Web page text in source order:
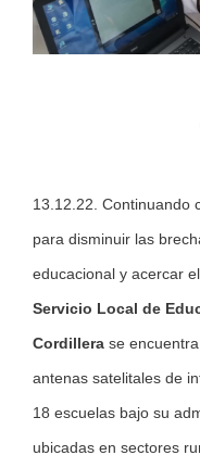
13.12.22. Continuando
para disminuir las
educacional y acercar
Servicio Local de
Cordillera se
antenas satelitales de
18 escuelas bajo su
ubicadas en sectores